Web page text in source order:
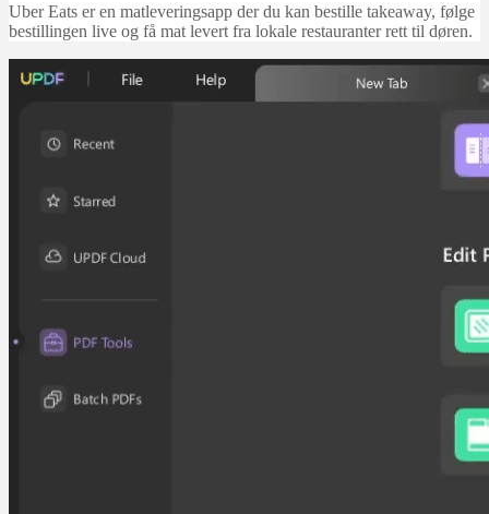
Uber Eats er en matleveringsapp der du kan bestille takeaway, følge
bestillingen live og få mat levert fra lokale restauranter rett til døren.